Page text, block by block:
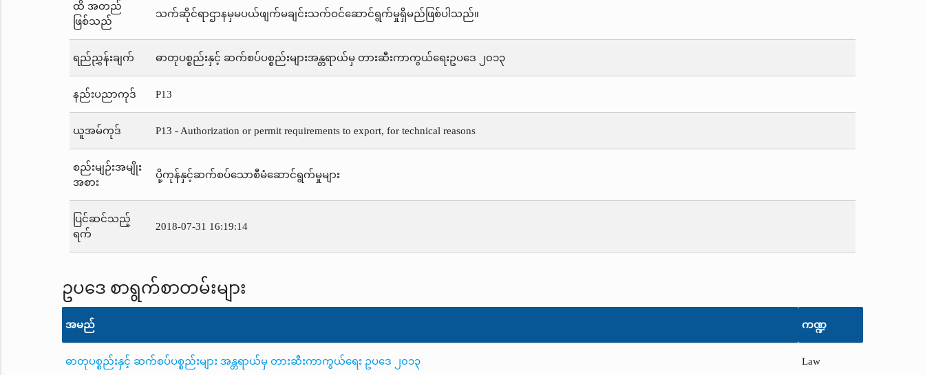
ထိ အတည်
ဖြစ်သည်
သက်ဆိုင်ရာဌာနမှမပယ်ဖျက်မချင်းသက်ဝင်ဆောင်ရွက်မှုရှိမည်ဖြစ်ပါသည်။
ရည်ညွှန်းချက် ဓာတုပစ္စည်းနှင့် ဆက်စပ်ပစ္စည်းများအန္တရာယ်မှ တားဆီးကာကွယ်ရေးဥပဒေ ၂၀၁၃
နည်းပညာကုဒ် P13
ယူအမ်ကုဒ် P13 - Authorization or permit requirements to export, for technical reasons
စည်းမျဉ်းအမျိုး
အစား
ပို့ကုန်နှင့်ဆက်စပ်သောစီမံဆောင်ရွက်မှုများ
ပြင်ဆင်သည့်
ရက်
2018-07-31 16:19:14
ဥပဒေ စာရွက်စာတမ်းများ
အမည် ကဏ္ဍ
ဓာတုပစ္စည်းနှင့် ဆက်စပ်ပစ္စည်းများ အန္တရာယ်မှ တားဆီးကာကွယ်ရေး ဥပဒေ ၂၀၁၃ Law